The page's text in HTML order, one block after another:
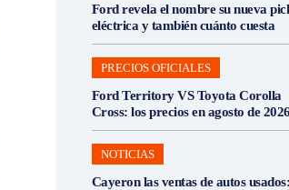
Ford revela el nombre su nueva
eléctrica y también cuánto cuesta
PRECIOS OFICIALES
Ford Territory VS Toyota Corolla
Cross: los precios en agosto de 2026
NOTICIAS
Cayeron las ventas de autos